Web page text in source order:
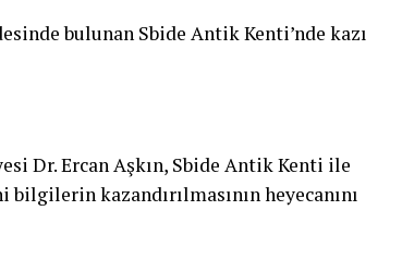
bulunan Sbide Antik Kenti’nde kazı
Dr. Ercan Aşkın, Sbide Antik Kenti ile
kazandırılmasının heyecanını